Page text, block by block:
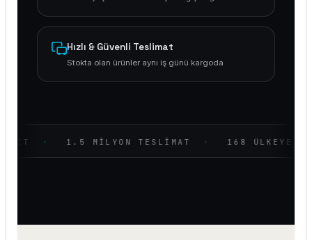
Hızlı & Güvenli Teslimat
Stokta olan ürünler aynı iş günü kargoda
ÇEŞIT 1.5 MILYON TESLIMAT 168